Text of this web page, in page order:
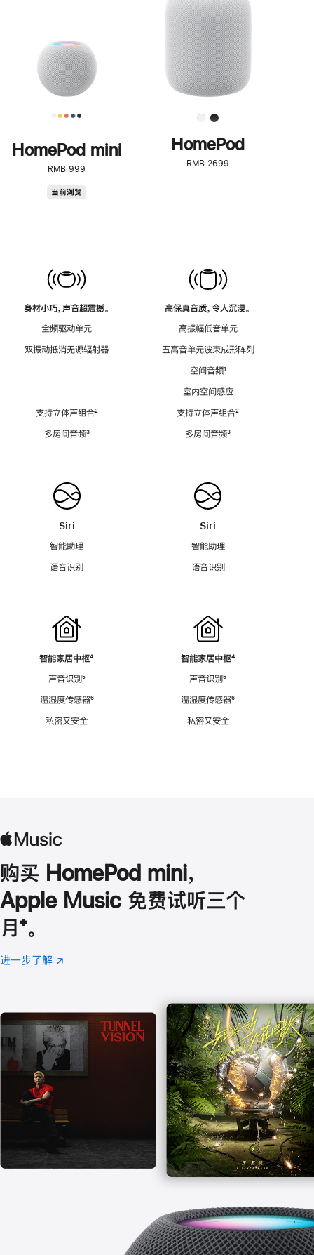
HomePod mini
RMB 999
当前浏览
身材小巧，声音超震撼。
全频驱动单元
双振动抵消无源辐射器
—
—
支持立体声组合脚
²
多房间音频脚
³
Siri
智能助理
语音识别
智能家居中枢脚
⁴
声音识别脚
⁵
温湿度传感器脚
⁶
私密又安全
了
解
HomePod<
HomePod
RMB 2699
高保真音质，令人沉浸。
高振幅低音单元
五高音单元波束成形阵列
空间音频脚
¹
室内空间感应
支持立体声组合脚
²
多房间音频脚
³
Siri
智能助理
语音识别
智能家居中枢脚
⁴
声音识别脚
⁵
温湿度传感器脚
⁶
私密又安全
购买 HomePod mini，
Apple Music 免费试听三个
月 脚
注
⁺。
进一步了解 Apple
(在
口
中
打
开)